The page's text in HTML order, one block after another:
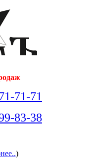
71-71
83-38
)